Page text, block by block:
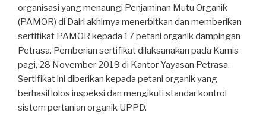
organisasi yang menaungi Penjaminan Mutu Organik
(PAMOR) di Dairi akhirnya menerbitkan dan memberikan
sertifikat PAMOR kepada 17 petani organik dampingan
Petrasa. Pemberian sertifikat dilaksanakan pada Kamis
pagi, 28 November 2019 di Kantor Yayasan Petrasa.
Sertifikat ini diberikan kepada petani organik yang
berhasil lolos inspeksi dan mengikuti standar kontrol
sistem pertanian organik UPPD.